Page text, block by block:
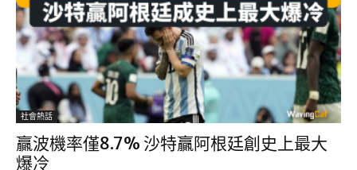
社會熱話
贏波機率僅8.7% 沙特贏阿根廷創史上最大
爆冷